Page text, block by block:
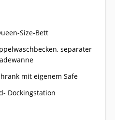
Size-Bett
separater
mit eigenem Safe
Dockingstation